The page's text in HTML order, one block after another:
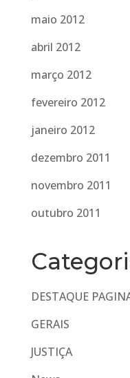
maio 2012
abril 2012
março 2012
fevereiro 2012
janeiro 2012
dezembro 2011
novembro 2011
outubro 2011
DESTAQUE
GERAIS
JUSTIÇA